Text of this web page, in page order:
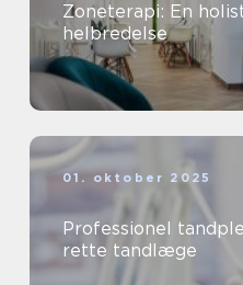
Zoneterapi: En
helbredelse
01. oktober 2025
Professionel
rette tandlæge